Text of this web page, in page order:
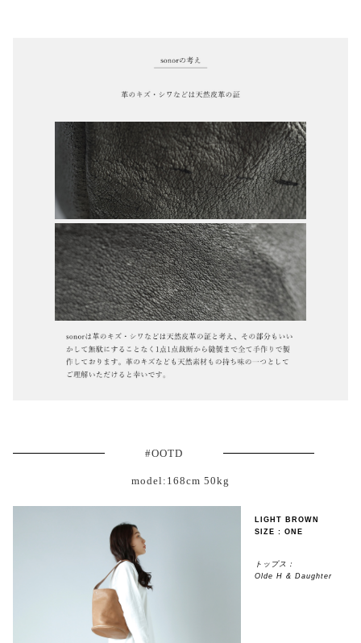
#OOTD
model:168cm 50kg
LIGHT BROWN
SIZE : ONE
トップス：
Olde H & Daughter